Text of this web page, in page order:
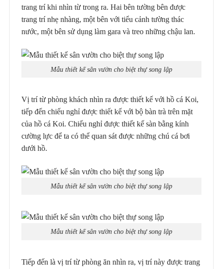
trang trí khi nhìn từ trong ra. Hai bên tường bên được
trang trí nhẹ nhàng, một bên với tiểu cảnh tường thác
nước, một bên sử dụng làm gara và treo những chậu lan.
Mẫu thiết kế sân vườn cho biệt thự song lập
Vị trí từ phòng khách nhìn ra được thiết kế với hồ cá Koi,
tiếp đến chiếu nghỉ được thiết kế với bộ bàn trà trên mặt
của hồ cá Koi. Chiếu nghỉ được thiết kế sàn bằng kính
cường lực để ta có thể quan sát được những chú cá bơi
dưới hồ.
Mẫu thiết kế sân vườn cho biệt thự song lập
Mẫu thiết kế sân vườn cho biệt thự song lập
Tiếp đến là vị trí từ phòng ăn nhìn ra, vị trí này được trang